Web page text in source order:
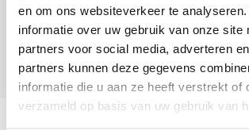
en om ons websiteverkeer te
informatie over uw gebruik van onze site
partners voor social media, adverteren
partners kunnen deze gegevens
informatie die u aan ze heeft verstrekt of
verzameld op basis van uw gebruik van
Toevoegen aan
DELEN: